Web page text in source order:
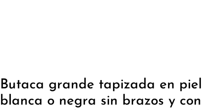
Butaca grande tapizada en piel
blanca o negra sin brazos y con